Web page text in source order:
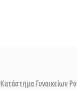
Κατάστημα Γυναικείων